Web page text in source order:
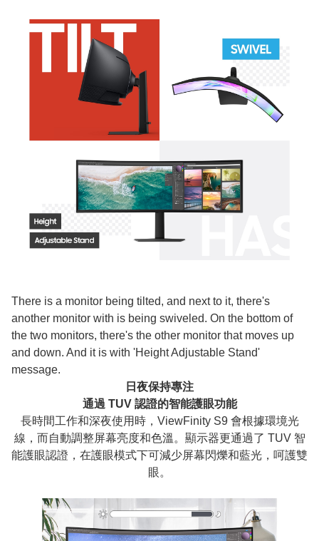
There is a monitor being tilted, and next to it, there's
another monitor with is being swiveled. On the bottom of
the two monitors, there's the other monitor that moves up
and down. And it is with 'Height Adjustable Stand'
message.
日夜保持專注
通過 TUV 認證的智能護眼功能
長時間工作和深夜使用時，ViewFinity S9 會根據環境光
線，而自動調整屏幕亮度和色溫。顯示器更通過了 TUV 智
能護眼認證，在護眼模式下可減少屏幕閃爍和藍光，呵護雙
眼。